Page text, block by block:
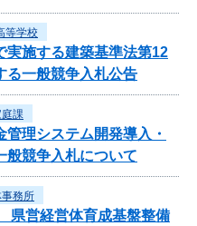
等学校
実施する建築基準法第12
る一般競争入札公告
課
理システム開発導入・
般競争入札について
務所
県営経営体育成基盤整備